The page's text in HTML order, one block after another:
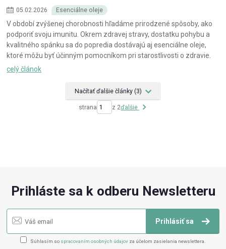
05 02 2026 Esenciálne oleje
V období zvýšenej chorobnosti hľadáme prirodzené spôsoby, ako
podporiť svoju imunitu. Okrem zdravej stravy, dostatku pohybu a
kvalitného spánku sa do popredia dostávajú aj esenciálne oleje,
ktoré môžu byť účinným pomocníkom pri starostlivosti o zdravie.
celý článok
Načítať ďalšie články (3)
strana z 2ďalšie
Prihláste sa k odberu Newsletteru
Prihlásiť sa
Súhlasím so spracovaním osobných údajov za účelom zasielania newslettera.